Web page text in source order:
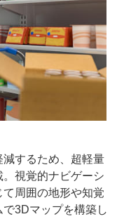
するため、超軽量
視覚的ナビゲーシ
周囲の地形や知覚
3Dマップを構築し